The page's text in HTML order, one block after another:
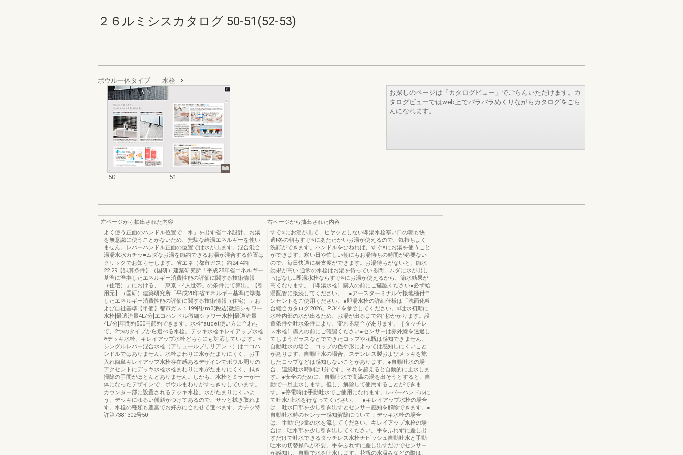
２６ルミシスカタログ 50-51(52-53)
ボウル一体タイプ 水栓
50 51
お探しのページは「カタログビュー」でごらんいただけます。カ
タログビューではweb上でパラパラめくりながらカタログをごら
んになれます。
左ページから抽出された内容
よく使う正面のハンドル位置で「水」を出す省エネ設計。お湯
を無意識に使うことがないため、無駄な給湯エネルギーを使い
ません。レバーハンドル正面の位置では水が出ます。混合混合
湯湯水水カチッ■ムダなお湯を節約できるお湯が混合する位置は
クリックでお知らせします。省エネ（都市ガス）約24.4約
22.29【試算条件】（国研）建築研究所「平成28年省エネルギー
基準に準拠したエネルギー消費性能の評価に関する技術情報
（住宅）」における、「東京・4人世帯」の条件にて算出。【引
用元】（国研）建築研究所「平成28年省エネルギー基準に準拠
したエネルギー消費性能の評価に関する技術情報（住宅）」お
よび自社基準【単価】都市ガス：199円/m3(税込)微細シャワー
水栓[最適流量4L/分]エコハンドル微細シャワー水栓[最適流量
4L/分]年間約500円節約できます。水栓faucet使い方に合わせ
て、2つのタイプから選べる水栓。デッキ水栓キレイアップ水栓
※デッキ水栓、キレイアップ水栓どちらにも対応しています。※
シングルレバー混合水栓（アリュールブリリアント）はエコハ
ンドルではありません。水栓まわりに水がたまりにくく、お手
入れ簡単キレイアップ水栓存在感あるデザインでボウル周りの
アクセントにデッキ水栓水栓まわりに水がたまりにくく、拭き
掃除の手間がほとんどありません。しかも、水栓とミラーが一
体になったデザインで、ボウルまわりがすっきりしています。
カウンター部に設置されるデッキ水栓。水がたまりにくいよ
う、デッキにゆるい傾斜がつけてあるので、サッと拭き取れま
す。水栓の種類も豊富でお好みに合わせて選べます。カチッ特
許第7381302号50
右ページから抽出された内容
すぐ※にお湯が出て、ヒヤッとしない即湯水栓寒い日の朝も快
適!冬の朝もすぐ※にあたたかいお湯が使えるので、気持ちよく
洗顔ができます。ハンドルをひねれば、すぐ※にお湯を使うこと
ができます。寒い日や忙しい朝にもお湯待ちの時間が必要ない
ので、毎日快適に身支度ができます。お湯待ちがないと、節水
効果が高い!通常の水栓はお湯を待っている間、ムダに水が出し
っぱなし…即湯水栓ならすぐ※にお湯が使えるから、節水効果が
高くなります。［即湯水栓］購入の前にご確認ください●必ず給
湯配管に接続してください。 ●アースターミナル付接地極付コ
ンセントをご使用ください。●即湯水栓の詳細仕様は「洗面化粧
台総合カタログ2026」P.344を参照してください。※吐水初期に
水栓内部の水が出るため、お湯が出るまで約1秒かかります。設
置条件や吐水条件により、変わる場合があります。［タッチレ
ス水栓］購入の前にご確認ください●センサーは赤外線を透過し
てしまうガラスなどでできたコップや花瓶は感知できません。
自動吐水の場合、コップの色や形によっては感知しにくいこと
があります。自動吐水の場合、ステンレス製およびメッキを施
したコップなどは感知しないことがあります。●自動吐水の場
合、連続吐水時間は1分です。それを超えると自動的に止水しま
す。●安全のために、自動吐水で高温の湯を出そうとすると、自
動で一旦止水します。但し、解除して使用することができま
す。●停電時は手動吐水でご使用になれます。レバーハンドルに
て吐水/止水を行なってください。 ●キレイアップ水栓の場合
は、吐水口部を少し引き出すとセンサー感知を解除できます。●
自動吐水時のセンサー感知解除について：デッキ水栓の場合
は、手動で少量の水を流してください。キレイアップ水栓の場
合は、吐水部を少し引き出してください。手をふれずに差し出
すだけで吐水できるタッチレス水栓ナビッシュ自動吐水と手動
吐水の切替操作が不要。手をふれずに差し出すだけでセンサー
が感知し、自動で水を吐水します。花瓶の水汲みなどの際は、